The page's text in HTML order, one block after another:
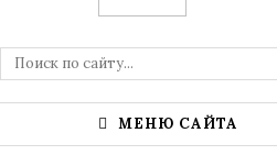
МЕНЮ САЙТА